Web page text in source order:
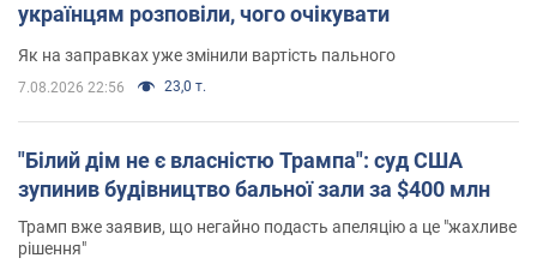
українцям розповіли, чого очікувати
Як на заправках уже змінили вартість пального
7.08.2026 22:56 23,0 т.
"Білий дім не є власністю Трампа": суд США
зупинив будівництво бальної зали за $400 млн
Трамп вже заявив, що негайно подасть апеляцію а це "жахливе
рішення"